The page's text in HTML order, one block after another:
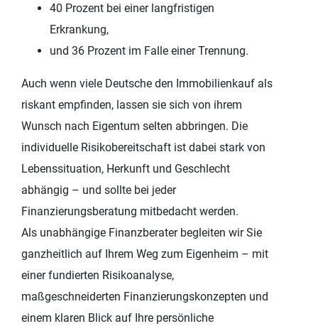
40 Prozent bei einer langfristigen
Erkrankung,
und 36 Prozent im Falle einer Trennung.
Auch wenn viele Deutsche den Immobilienkauf als
riskant empfinden, lassen sie sich von ihrem
Wunsch nach Eigentum selten abbringen. Die
individuelle Risikobereitschaft ist dabei stark von
Lebenssituation, Herkunft und Geschlecht
abhängig – und sollte bei jeder
Finanzierungsberatung mitbedacht werden.
Als unabhängige Finanzberater begleiten wir Sie
ganzheitlich auf Ihrem Weg zum Eigenheim – mit
einer fundierten Risikoanalyse,
maßgeschneiderten Finanzierungskonzepten und
einem klaren Blick auf Ihre persönliche